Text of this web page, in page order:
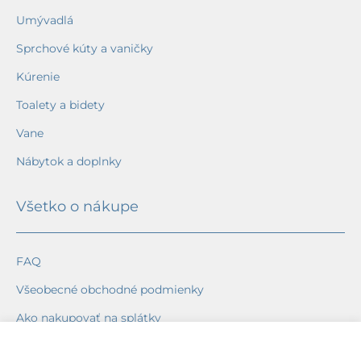
Umývadlá
Sprchové kúty a vaničky
Kúrenie
Toalety a bidety
Vane
Nábytok a doplnky
Všetko o nákupe
FAQ
Všeobecné obchodné podmienky
Ako nakupovať na splátky